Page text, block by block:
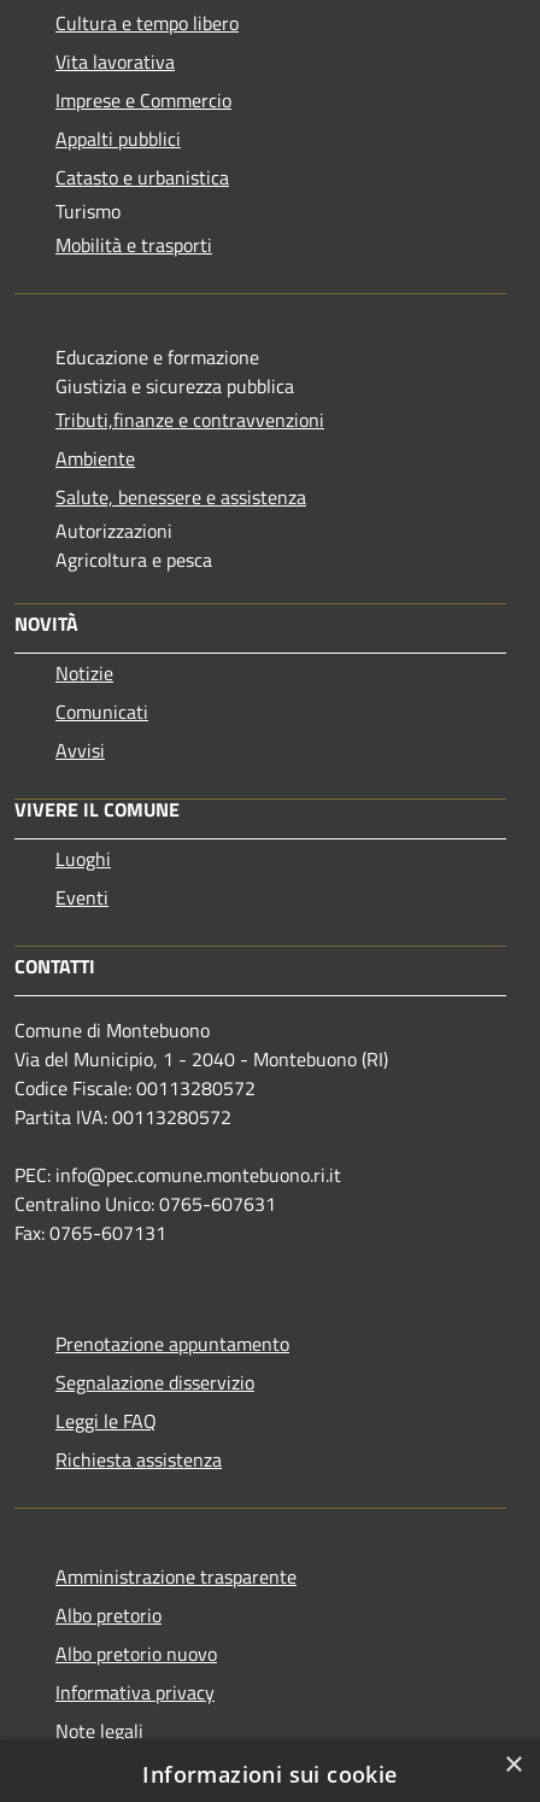
Cultura e tempo libero
Vita lavorativa
Imprese e Commercio
Appalti pubblici
Catasto e urbanistica
Turismo
Mobilità e trasporti
Educazione e formazione
Giustizia e sicurezza pubblica
Tributi,finanze e contravvenzioni
Ambiente
Salute, benessere e assistenza
Autorizzazioni
Agricoltura e pesca
NOVITÀ
Notizie
Comunicati
Avvisi
VIVERE IL COMUNE
Luoghi
Eventi
CONTATTI
Comune di Montebuono
Via del Municipio, 1 - 2040 - Montebuono (RI)
Codice Fiscale: 00113280572
Partita IVA: 00113280572
PEC: info@pec.comune.montebuono.ri.it
Centralino Unico: 0765-607631
Fax: 0765-607131
Prenotazione appuntamento
Segnalazione disservizio
Leggi le FAQ
Richiesta assistenza
Amministrazione trasparente
Albo pretorio
Albo pretorio nuovo
Informativa privacy
Note legali
Dichiarazione di accessibilità
×
Informazioni sui cookie